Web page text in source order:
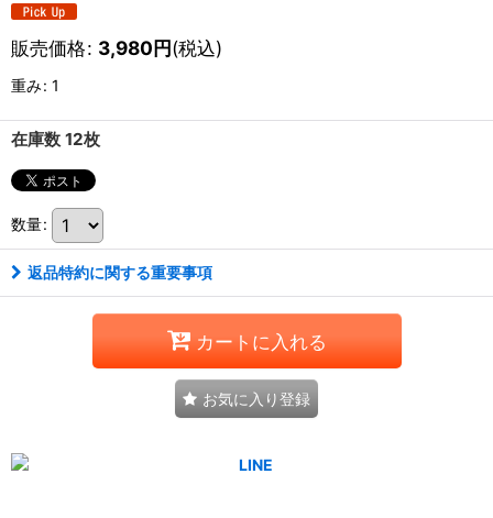
販売価格: 3,980円(税込)
重み: 1
在庫数 12枚
数量:
返品特約に関する重要事項
カートに入れる
お気に入り登録